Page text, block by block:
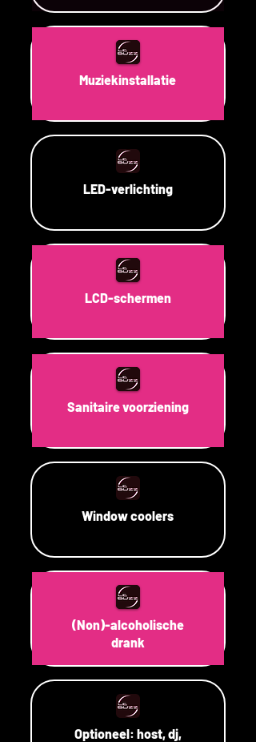
Muziekinstallatie
LED-verlichting
LCD-schermen
Sanitaire voorziening
Window coolers
(Non)-alcoholische
drank
Optioneel: host, dj,